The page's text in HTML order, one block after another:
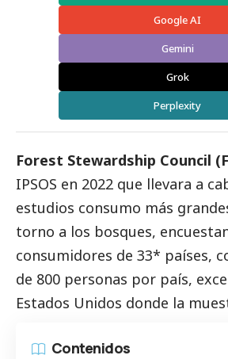
Google AI
Gemini
Grok
Perplexity
Forest Stewardship Council (
IPSOS en 2022 que llevara a
estudios consumo más
torno a los bosques,
consumidores de 33* países,
de 800 personas por país,
Estados Unidos donde la
Contenidos